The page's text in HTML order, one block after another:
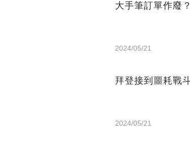
大手筆訂單作廢
2024/05/21
拜登接到噩耗戰
2024/05/21